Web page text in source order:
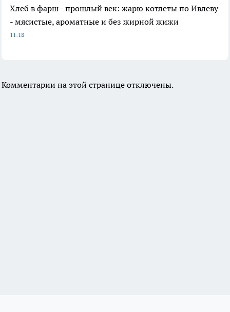
Хлеб в фарш - прошлый век: жарю котлеты по Ивлеву
- мясистые, ароматные и без жирной жижи
11:18
Комментарии на этой странице отключены.